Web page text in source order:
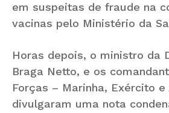
em suspeitas de fraude na
vacinas pelo Ministério da
Horas depois, o ministro da
Braga Netto, e os
Forças – Marinha, Exército
divulgaram uma nota